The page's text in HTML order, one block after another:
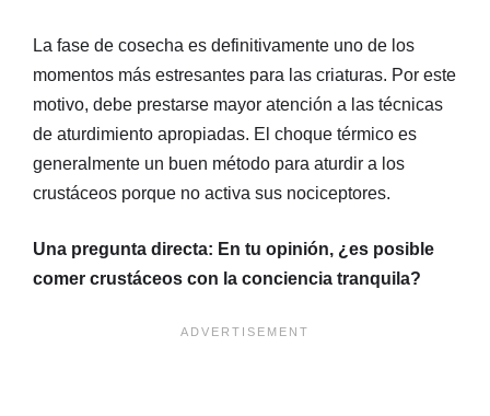
La fase de cosecha es definitivamente uno de los
momentos más estresantes para las criaturas. Por este
motivo, debe prestarse mayor atención a las técnicas
de aturdimiento apropiadas. El choque térmico es
generalmente un buen método para aturdir a los
crustáceos porque no activa sus nociceptores.
Una pregunta directa: En tu opinión, ¿es posible
comer crustáceos con la conciencia tranquila?